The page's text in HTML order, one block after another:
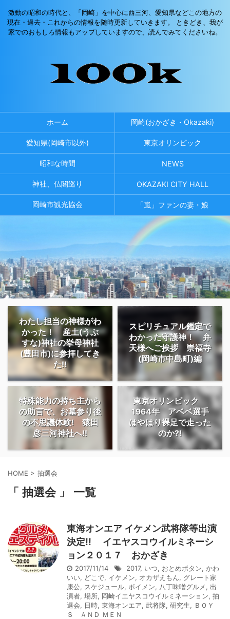
激動の昭和の時代と、「岡崎」を中心に西三河、愛知県などこの地方の
現在・過去・これからの情報を随時更新していきます。 ときどき、我が
家でのおもしろ情報もアップしていますので、読んでみてくださいね。
ホーム 岡崎(おかざき・Okazaki)
愛知県(岡崎市以外) 東京オリンピック
昭和な時間 NEWS
神社、仏閣巡り OKAZAKI CITY HALL
岡崎市観光協会 「嵐」ファンの妻・娘
わたし担当の神様がわ
かった！ 産土(うぶ
すな)神社の挙母神社
(豊田市)に参拝してき
た!!
スピリチュアル鑑定で
わかった守護神！ 弁
天様へご挨拶 崇福寺
(岡崎市中島町)編
特殊能力の持ち主から
の助言で、お墓参り後
の不思議体験! 猿田
彦三河神社へ!!
東京オリンピック
1964年 アベベ選手
はやはり裸足で走った
のか?!
HOME > 抽選会
「 抽選会 」 一覧
東海オンエア イケメン武将隊等出演
決定!! イエヤスコウイルミネーシ
ョン２０１７ おかざき
2017/11/14 2017, いつ, おとめボタン, かわ
いい, どこで, イケメン, オカザえもん, グレート家
康公, スケジュール, ボイメン, 八丁味噌グルメ, 出
演者, 場所, 岡崎イエヤスコウイルミネーション, 抽
選会, 日時, 東海オンエア, 武将隊, 研究生, ＢＯＹ
Ｓ ＡＮＤ ＭＥＮ